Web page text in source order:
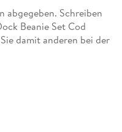
abgegeben. Schreiben
Beanie Set Cod
damit anderen bei der